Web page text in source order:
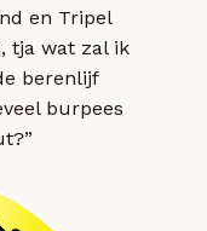
en Tripel
tja wat zal ik
berenlijf
burpees